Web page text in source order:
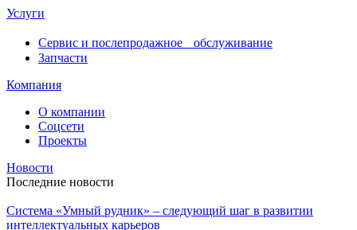
Услуги
Сервис и послепродажное обслуживание
Запчасти
Компания
О компании
Соцсети
Проекты
Новости
Последние новости
Система «Умный рудник» – следующий шаг в развитии
интеллектуальных карьеров